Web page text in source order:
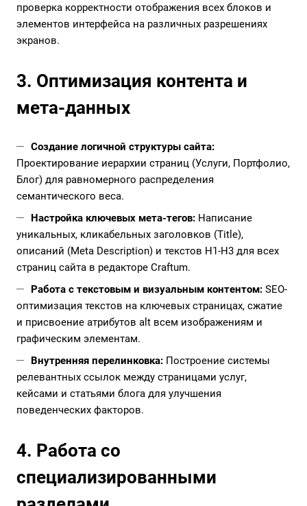
проверка корректности отображения всех блоков и
элементов интерфейса на различных разрешениях
экранов.
3. Оптимизация контента и
мета-данных
Создание логичной структуры сайта:
Проектирование иерархии страниц (Услуги, Портфолио,
Блог) для равномерного распределения
семантического веса.
Настройка ключевых мета-тегов: Написание
уникальных, кликабельных заголовков (Title),
описаний (Meta Description) и текстов H1-H3 для всех
страниц сайта в редакторе Craftum.
Работа с текстовым и визуальным контентом: SEO-
оптимизация текстов на ключевых страницах, сжатие
и присвоение атрибутов alt всем изображениям и
графическим элементам.
Внутренняя перелинковка: Построение системы
релевантных ссылок между страницами услуг,
кейсами и статьями блога для улучшения
поведенческих факторов.
4. Работа со
специализированными